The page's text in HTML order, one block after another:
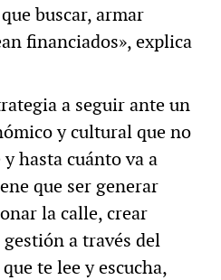
buscar, armar
financiados», explica
a seguir ante un
y cultural que no
hasta cuánto va a
que ser generar
la calle, crear
a través del
te lee y escucha,